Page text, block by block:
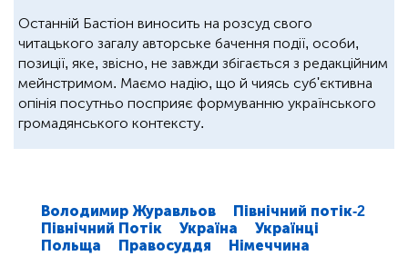
Останній Бастіон виносить на розсуд свого
читацького загалу авторське бачення події, особи,
позиції, яке, звісно, не завжди збігається з редакційним
мейнстримом. Маємо надію, що й чиясь суб'єктивна
опінія посутньо посприяє формуванню українського
громадянського контексту.
Володимир Журавльов
Північний потік-2
Північний Потік
Україна
Українці
Польща
Правосуддя Німеччина